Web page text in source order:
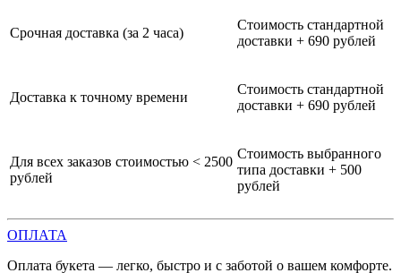
Срочная доставка (за 2 часа)
Стоимость стандартной
доставки + 690 рублей
Доставка к точному времени
Стоимость стандартной
доставки + 690 рублей
Для всех заказов стоимостью < 2500
рублей
Стоимость выбранного
типа доставки + 500
рублей
ОПЛАТА
Оплата букета — легко, быстро и с заботой о вашем комфорте.